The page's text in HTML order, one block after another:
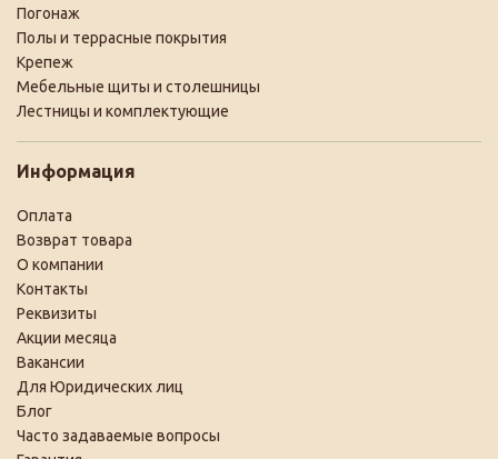
Погонаж
Полы и террасные покрытия
Крепеж
Мебельные щиты и столешницы
Лестницы и комплектующие
Информация
Оплата
Возврат товара
О компании
Контакты
Реквизиты
Акции месяца
Вакансии
Для Юридических лиц
Блог
Часто задаваемые вопросы